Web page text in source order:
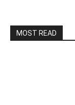
MOST READ